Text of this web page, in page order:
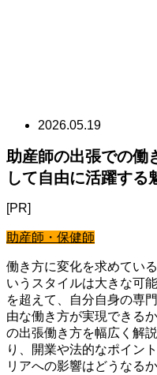
2026.05.19
助産師の出張での働
して自由に活躍する
[PR]
助産師・保健師
働き方に変化を求めてい
いうスタイルは大きな可
を超えて、自分自身の専
由な働き方が実現できる
の出張働き方を幅広く解
り、開業や法的なポイン
リアへの影響はどうなる